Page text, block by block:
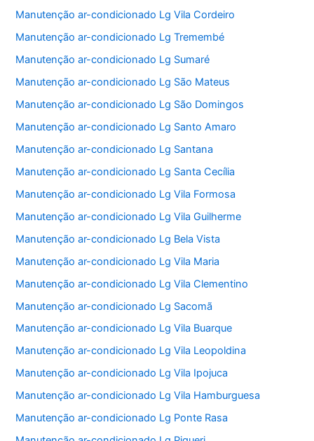
Manutenção ar-condicionado Lg Vila Cordeiro
Manutenção ar-condicionado Lg Tremembé
Manutenção ar-condicionado Lg Sumaré
Manutenção ar-condicionado Lg São Mateus
Manutenção ar-condicionado Lg São Domingos
Manutenção ar-condicionado Lg Santo Amaro
Manutenção ar-condicionado Lg Santana
Manutenção ar-condicionado Lg Santa Cecília
Manutenção ar-condicionado Lg Vila Formosa
Manutenção ar-condicionado Lg Vila Guilherme
Manutenção ar-condicionado Lg Bela Vista
Manutenção ar-condicionado Lg Vila Maria
Manutenção ar-condicionado Lg Vila Clementino
Manutenção ar-condicionado Lg Sacomã
Manutenção ar-condicionado Lg Vila Buarque
Manutenção ar-condicionado Lg Vila Leopoldina
Manutenção ar-condicionado Lg Vila Ipojuca
Manutenção ar-condicionado Lg Vila Hamburguesa
Manutenção ar-condicionado Lg Ponte Rasa